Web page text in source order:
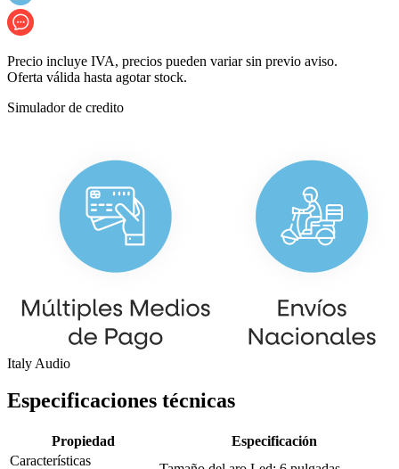
Precio incluye IVA, precios pueden variar sin previo aviso.
Oferta válida hasta agotar stock.
Simulador de credito
Italy Audio
Especificaciones técnicas
Propiedad
Especificación
Características